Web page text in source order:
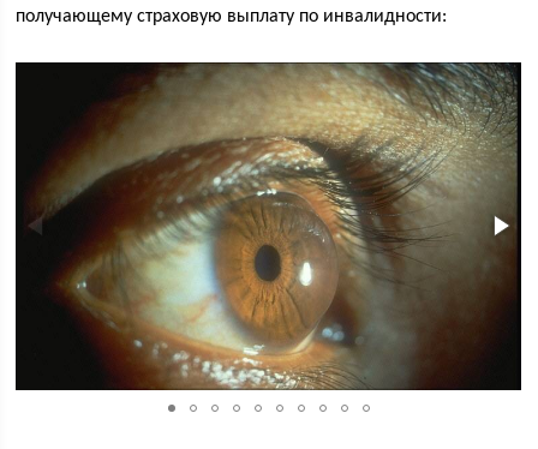
получающему страховую выплату по инвалидности: